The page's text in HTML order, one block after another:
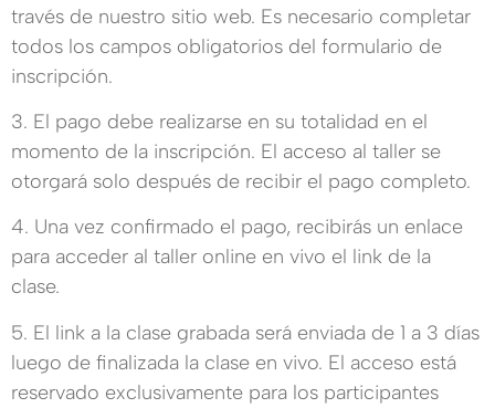
través de nuestro sitio web. Es necesario completar
todos los campos obligatorios del formulario de
inscripción.
3. El pago debe realizarse en su totalidad en el
momento de la inscripción. El acceso al taller se
otorgará solo después de recibir el pago completo.
4. Una vez confirmado el pago, recibirás un enlace
para acceder al taller online en vivo el link de la
clase.
5. El link a la clase grabada será enviada de 1 a 3 días
luego de finalizada la clase en vivo. El acceso está
reservado exclusivamente para los participantes